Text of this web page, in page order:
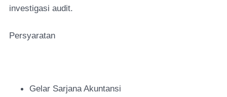
investigasi audit.
Persyaratan
Gelar Sarjana Akuntansi